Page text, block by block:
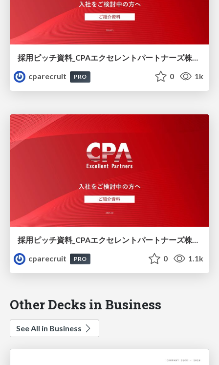
採用ピッチ資料_CPAエクセレントパートナーズ株式会社_24-11_v2
cparecruit
PRO 0 1k
採用ピッチ資料_CPAエクセレントパートナーズ株式会社_24-10
cparecruit
PRO 0 1.1k
Other Decks in Business
See All in Business